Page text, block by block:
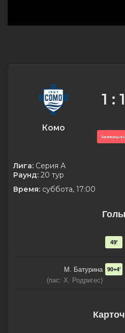
Комо
1 : 1
Завершён
Лига: Серия А
Раунд: 20 тур
Время: суббота, 17:00
Голы
49'
М. Батурина
(пас: Х. Родригес)
90+4'